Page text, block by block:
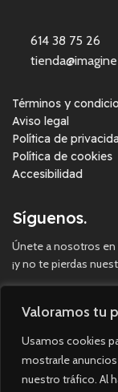
Valoramos tu
Usamos cookies
mostrarle
nuestro tráfico. Al
614 38 75 26
Términos y
Aviso legal
Política de
Política de cookies
Accesibilidad
Síguenos.
Únete a nosotros en
¡y no te pierdas